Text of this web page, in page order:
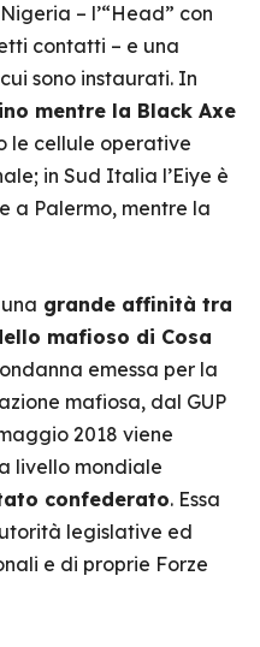
– l’“Head” con
contatti – e una
sono instaurati. In
mentre la Black Axe
le cellule operative
in Sud Italia l’Eiye è
a Palermo, mentre la
grande affinità tra
mafioso di Cosa
emessa per la
mafiosa, dal GUP
2018 viene
livello mondiale
confederato. Essa
legislative ed
e di proprie Forze